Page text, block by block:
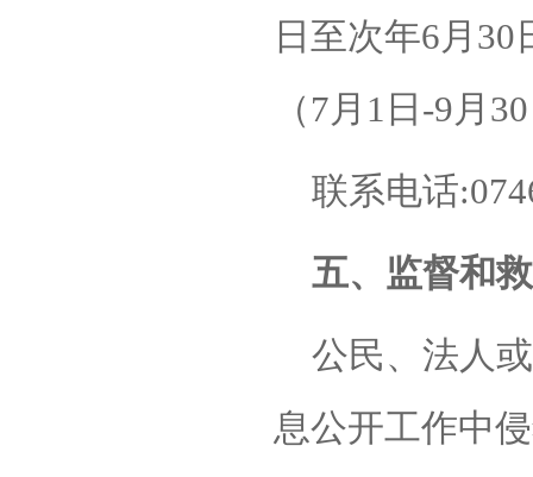
日至次年6月30
（7月1日-9月
联系电话
五、监督和
公民、法人
息公开工作中